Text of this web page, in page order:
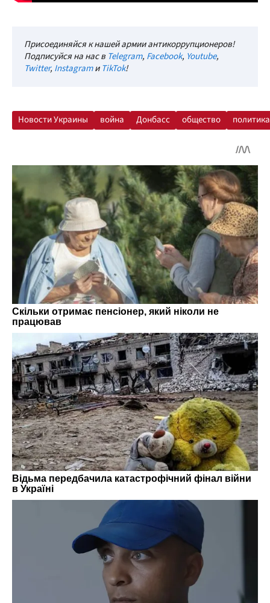
Присоединяйся к нашей армии антикоррупционеров!
Подписуйся на нас в Telegram, Facebook, Youtube,
Twitter, InstagramиTikTok!
Новости Украины война Донбасс общество политика